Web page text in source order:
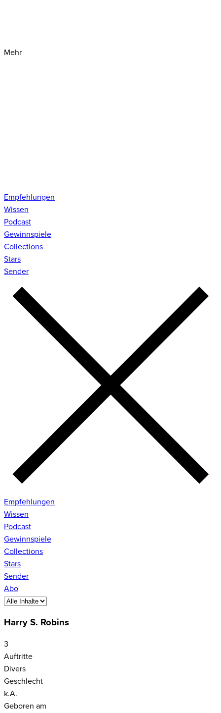
Mehr
Empfehlungen
Wissen
Podcast
Gewinnspiele
Collections
Stars
Sender
Empfehlungen
Wissen
Podcast
Gewinnspiele
Collections
Stars
Sender
Abo
Harry S. Robins
3
Auftritte
Divers
Geschlecht
k.A.
Geboren am